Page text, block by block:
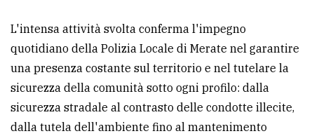
L'intensa attività svolta conferma l'impegno
quotidiano della Polizia Locale di Merate nel garantire
una presenza costante sul territorio e nel tutelare la
sicurezza della comunità sotto ogni profilo: dalla
sicurezza stradale al contrasto delle condotte illecite,
dalla tutela dell'ambiente fino al mantenimento